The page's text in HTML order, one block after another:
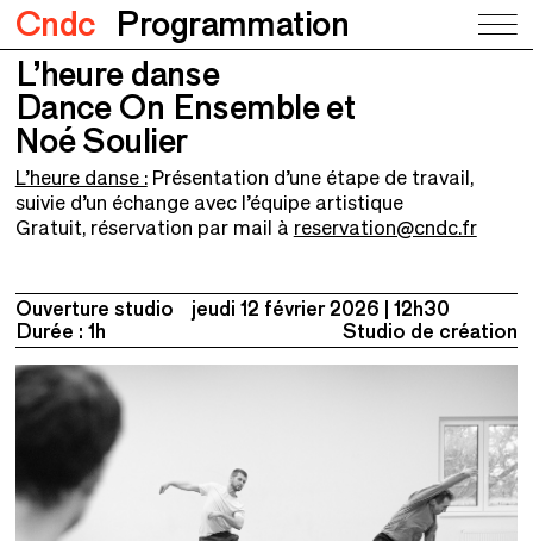
Cndc Programmation
L’heure danse
Dance On Ensemble et Noé Soulier
L’heure danse
Dance On Ensemble et
Noé Soulier
L’heure danse :Présentation d’une étape de travail,
suivie d’un échange avec l’équipe artistique
Gratuit, réservation par mail à reservation@cndc.fr
Ouverture studio jeudi 12 février 2026
12h30
Durée : 1h
Studio de création